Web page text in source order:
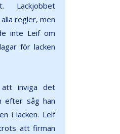
Lackjobbet
regler, men
inte Leif om
för lacken
inviga det
efter såg han
i lacken. Leif
att firman